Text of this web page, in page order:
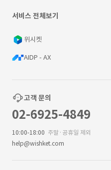
서비스 전체보기
위시켓
AIDP - AX
고객 문의
02-6925-4849
10:00-18:00 주말·공휴일 제외
help@wishket.com